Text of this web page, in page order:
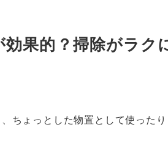
果的？掃除がラク
ちょっとした物置として使った